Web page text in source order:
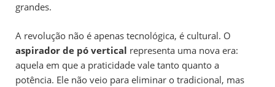
grandes.
A revolução não é apenas tecnológica, é cultural. O
aspirador de pó vertical representa uma nova era:
aquela em que a praticidade vale tanto quanto a
potência. Ele não veio para eliminar o tradicional, mas